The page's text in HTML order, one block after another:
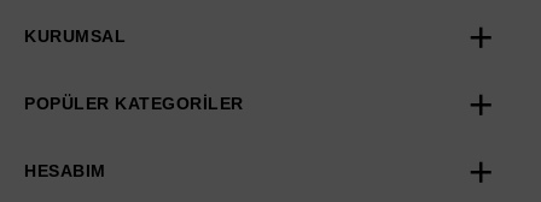
KURUMSAL
POPÜLER KATEGORİLER
HESABIM